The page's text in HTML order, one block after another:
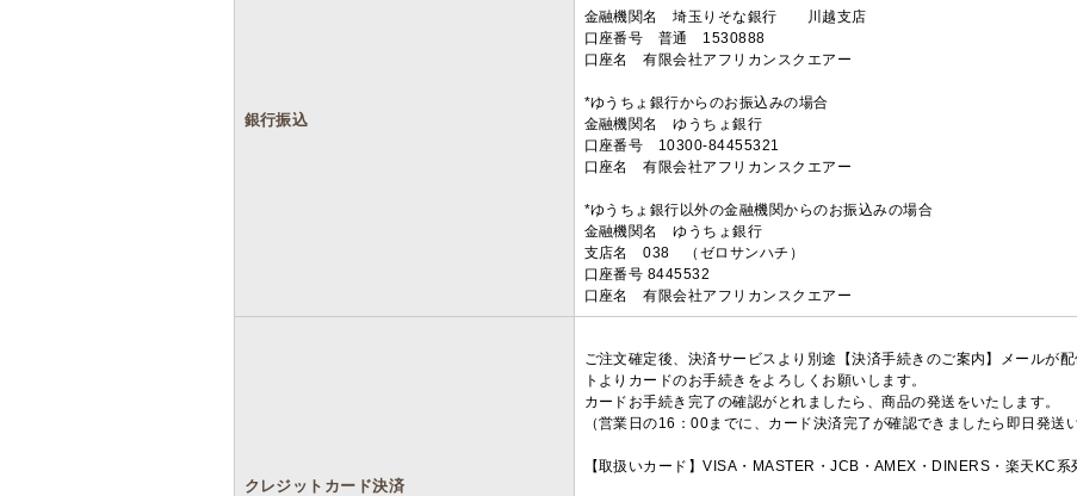
銀行振込
金融機関名 埼玉りそな銀行 川越支店
口座番号 普通 1530888
口座名 有限会社アフリカンスクエアー
*ゆうちょ銀行からのお振込みの場合
金融機関名 ゆうちょ銀行
口座番号 10300-84455321
口座名 有限会社アフリカンスクエアー
*ゆうちょ銀行以外の金融機関からのお振込みの場合
金融機関名 ゆうちょ銀行
支店名 038 （ゼロサンハチ）
口座番号 8445532
口座名 有限会社アフリカンスクエアー
クレジットカード決済
ご注文確定後、決済サービスより別途【決済手続きのご案内】メールが
トよりカードのお手続きをよろしくお願いします。
カードお手続き完了の確認がとれましたら、商品の発送をいたします。
（営業日の16：00までに、カード決済完了が確認できましたら即日発送
【取扱いカード】VISA・MASTER・JCB・AMEX・DINERS・楽天KC系